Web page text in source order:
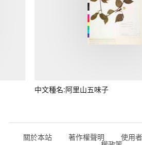
中文種名:阿里山五味子
關於本站 著作權聲明 使用